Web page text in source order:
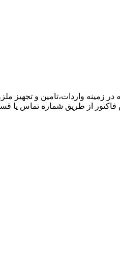
در زمینه واردات،تامین و
از طریق شماره تماس یا